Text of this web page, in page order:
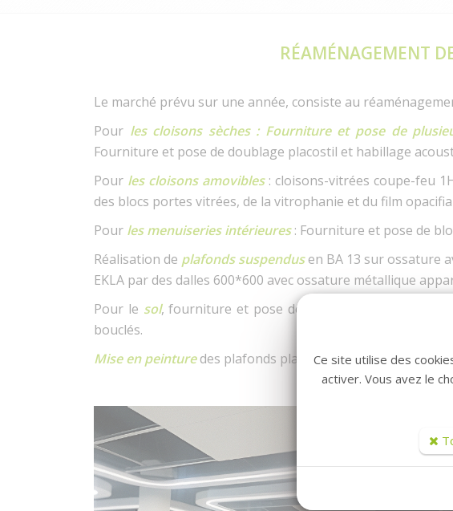
RÉAMÉNAGEMENT
Le marché prévu sur une année, consiste au
Pour les cloisons sèches : Fourniture et pose de
Fourniture et pose de doublage placostil et habillage
Pour les cloisons amovibles: cloisons-vitrées coupe-feu
des blocs portes vitrées, de la vitrophanie et du film
Pour les menuiseries intérieures: Fourniture et pose de
Réalisation de plafonds suspendusen BA 13 sur ossature
EKLA par des dalles 600*600 avec ossature métallique
Pour le sol, fourniture et pose de carrelage et de faïence.
bouclés.
Mise en peinturedes plafonds placo, des huisseries, des
Ce site utilise des
activer. Vous avez le